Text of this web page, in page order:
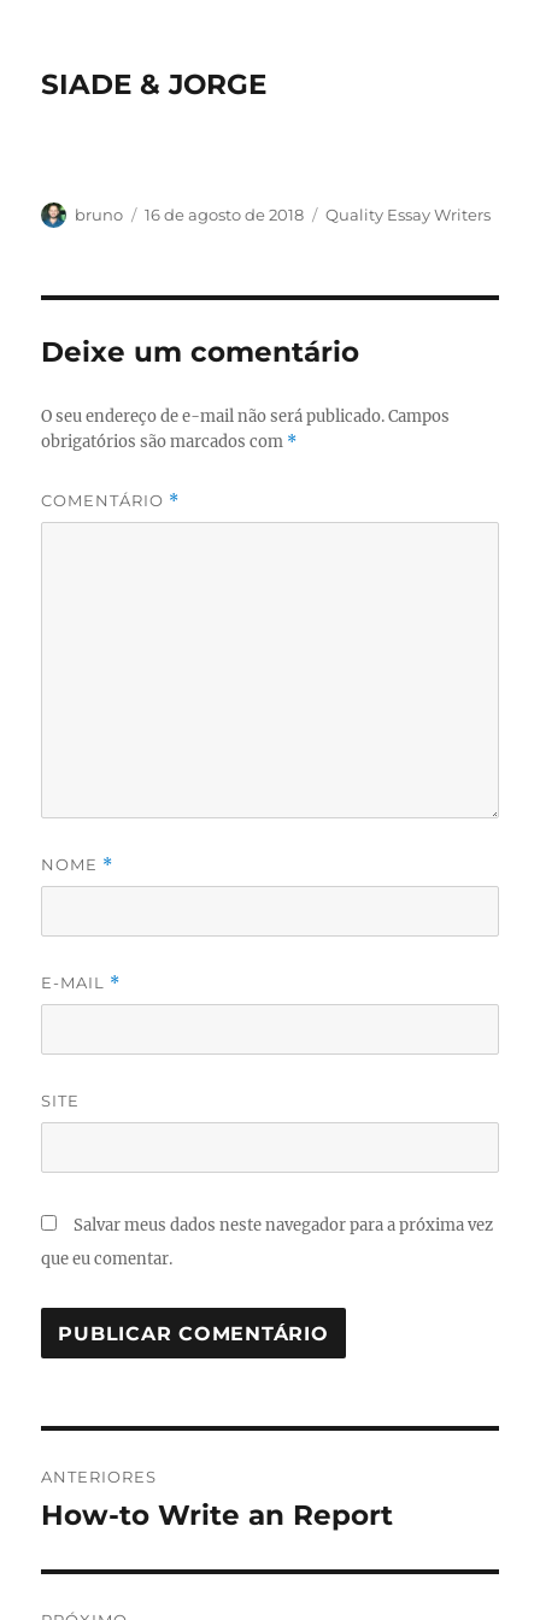
SIADE & JORGE
Autor
bruno
Publicado
16 de agosto de 2018 Categorias
Quality Essay Writers
Deixe um comentário
O seu endereço de e-mail não será publicado. Campos
obrigatórios são marcados com *
COMENTÁRIO *
NOME *
E-MAIL *
SITE
Salvar meus dados neste navegador para a próxima vez
que eu comentar.
de
ANTERIORES
Post
How-to Write an Report